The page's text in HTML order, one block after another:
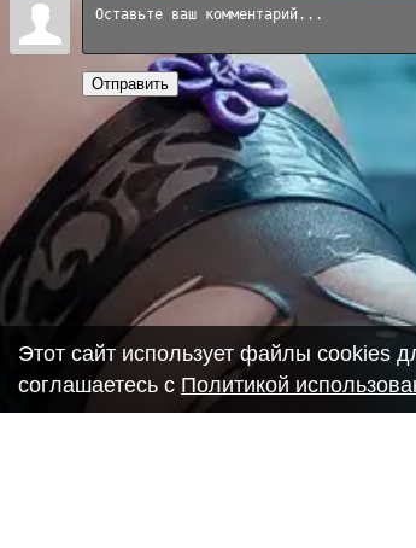
Отправить
Этот сайт использует файлы cookies
соглашаетесь с Политикой